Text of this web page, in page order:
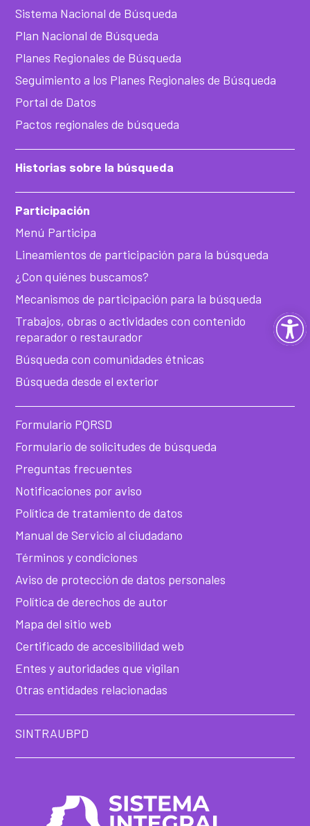
Sistema Nacional de Búsqueda
Plan Nacional de Búsqueda
Planes Regionales de Búsqueda
Seguimiento a los Planes Regionales de Búsqueda
Portal de Datos
Pactos regionales de búsqueda
Historias sobre la búsqueda
Participación
Menú Participa
Lineamientos de participación para la búsqueda
¿Con quiénes buscamos?
Mecanismos de participación para la búsqueda
Trabajos, obras o actividades con contenido
reparador o restaurador
Búsqueda con comunidades étnicas
Búsqueda desde el exterior
Formulario PQRSD
Formulario de solicitudes de búsqueda
Preguntas frecuentes
Notificaciones por aviso
Política de tratamiento de datos
Manual de Servicio al ciudadano
Términos y condiciones
Aviso de protección de datos personales
Política de derechos de autor
Mapa del sitio web
Certificado de accesibilidad web
Entes y autoridades que vigilan
Otras entidades relacionadas
SINTRAUBPD